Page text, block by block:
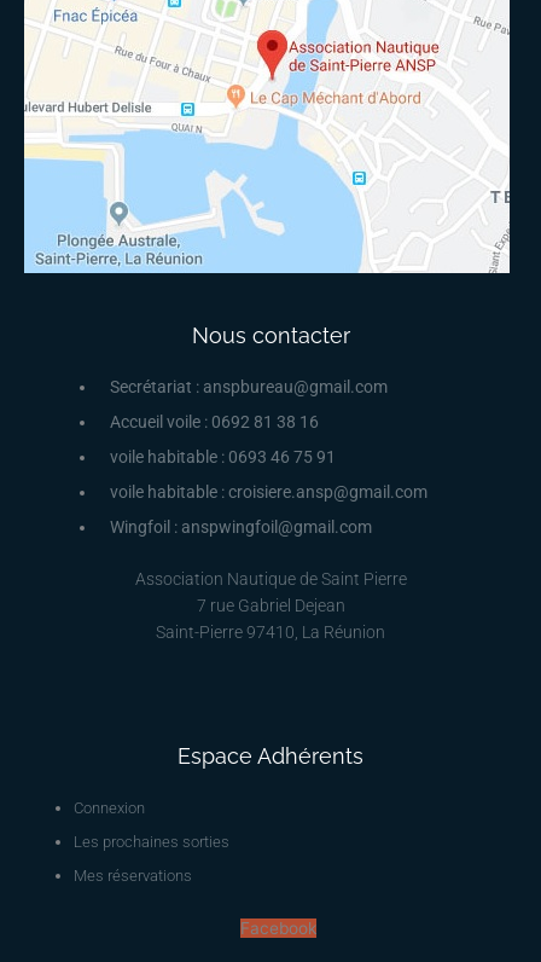
Nous contacter
Secrétariat : anspbureau@gmail.com
Accueil voile : 0692 81 38 16
voile habitable : 0693 46 75 91
voile habitable : croisiere.ansp@gmail.com
Wingfoil : anspwingfoil@gmail.com
Association Nautique de Saint Pierre
7 rue Gabriel Dejean
Saint-Pierre 97410, La Réunion
Espace Adhérents
Connexion
Les prochaines sorties
Mes réservations
Facebook